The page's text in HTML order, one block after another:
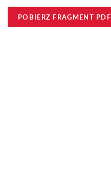
POBIERZ FRAGMENT PDF